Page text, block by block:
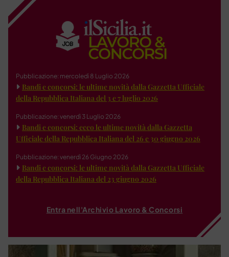
Pubblicazione: mercoledì 8 Luglio 2026
Bandi e concorsi: le ultime novità dalla Gazzetta Ufficiale
della Repubblica Italiana del 3 e 7 luglio 2026
Pubblicazione: venerdì 3 Luglio 2026
Bandi e concorsi: ecco le ultime novità dalla Gazzetta
Ufficiale della Repubblica Italiana del 26 e 30 giugno 2026
Pubblicazione: venerdì 26 Giugno 2026
Bandi e concorsi: le ultime novità dalla Gazzetta Ufficiale
della Repubblica Italiana del 23 giugno 2026
Entra nell'Archivio Lavoro & Concorsi